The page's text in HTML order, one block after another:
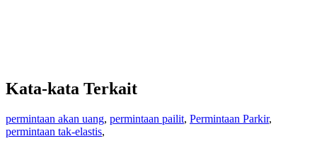
Kata-kata Terkait
permintaan akan uang, permintaan pailit, Permintaan Parkir,
permintaan tak-elastis,